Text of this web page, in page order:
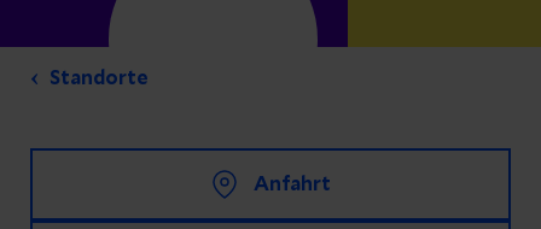
Standorte
Anfahrt